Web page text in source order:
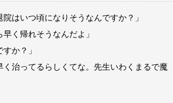
はいつ頃になりそうなんですか？」
く帰れそうなんだよ」
か？」
治ってるらしくてな。先生いわくまるで魔